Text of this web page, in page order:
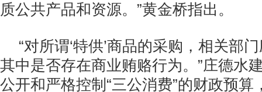
质公共产品和资源。”黄金桥指出。
“对所谓‘特供’商品的采购，相关部
其中是否存在商业贿赂行为。”庄德水
公开和严格控制“三公消费”的财政预算